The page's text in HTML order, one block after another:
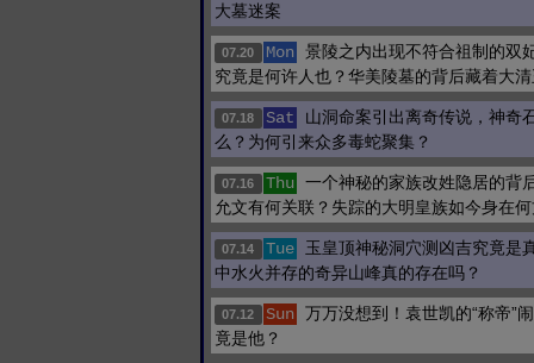
大墓迷案
07.20 Mon
景陵之内出现不符合祖制的双
究竟是何许人也？华美陵墓的背后藏着大
07.18 Sat
山洞命案引出离奇传说，神奇
么？为何引来众多毒蛇聚集？
07.16 Thu
一个神秘的家族改姓隐居的背
允文有何关联？失踪的大明皇族如今身在
07.14 Tue
玉皇顶神秘洞穴测凶吉究竟是
中水火并存的奇异山峰真的存在吗？
07.12 Sun
万万没想到！袁世凯的“称帝”
竟是他？